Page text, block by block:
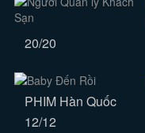
20/20
PHIM Hàn Quốc
12/12